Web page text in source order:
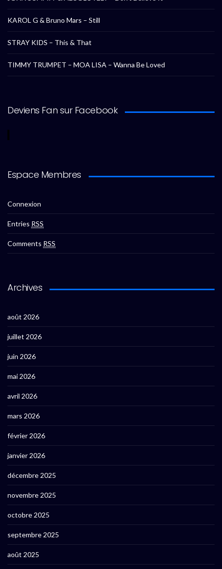
KAROL G & Bruno Mars – Still
STRAY KIDS – This & That
TIMMY TRUMPET – MOA LISA – Wanna Be Loved
Deviens Fan sur Facebook
Espace Membres
Connexion
Entries RSS
Comments RSS
Archives
août 2026
juillet 2026
juin 2026
mai 2026
avril 2026
mars 2026
février 2026
janvier 2026
décembre 2025
novembre 2025
octobre 2025
septembre 2025
août 2025